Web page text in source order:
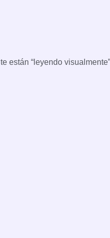
están “leyendo